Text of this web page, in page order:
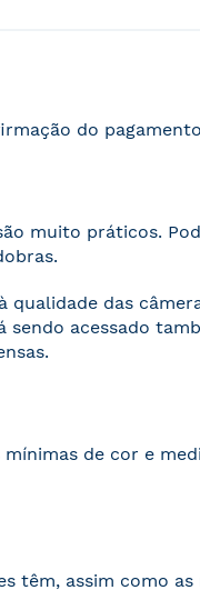
do
muito práticos.
das
acessado
de cor e
têm, assim como as